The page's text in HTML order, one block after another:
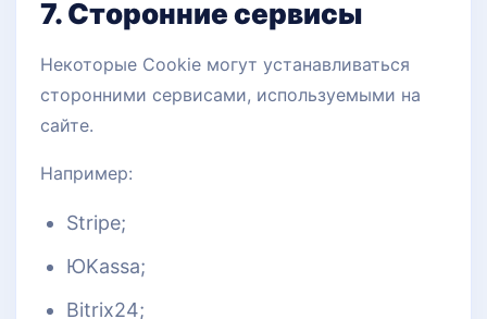
7. Сторонние сервисы
Некоторые Cookie могут устанавливаться
сторонними сервисами, используемыми на
сайте.
Например:
Stripe;
ЮKassa;
Bitrix24;